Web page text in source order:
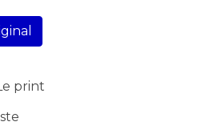
l’entière responsabilité
ainsi que la vente et
de l’œuvre originale.
l’œuvre originale :
print